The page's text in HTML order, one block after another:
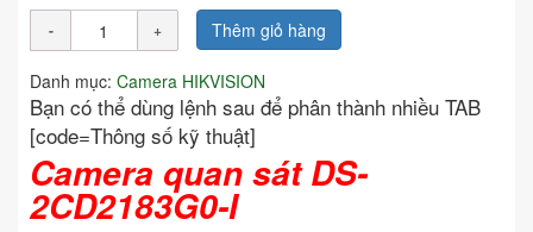
Thêm giỏ hàng
Danh mục: Camera HIKVISION
Bạn có thể dùng lệnh sau để phân thành nhiều TAB
[code=Thông số kỹ thuật]
Camera quan sát DS-
2CD2183G0-I